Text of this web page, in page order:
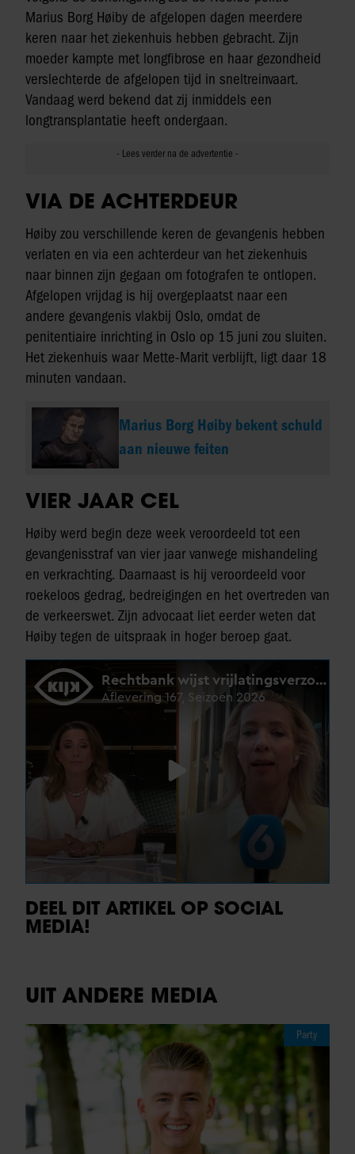
Marius Borg Høiby de afgelopen dagen meerdere
keren naar het ziekenhuis hebben gebracht. Zijn
moeder kampte met longfibrose en haar gezondheid
verslechterde de afgelopen tijd in sneltreinvaart.
Vandaag werd bekend dat zij inmiddels een
longtransplantatie heeft ondergaan.
VIA DE ACHTERDEUR
Høiby zou verschillende keren de gevangenis hebben
verlaten en via een achterdeur van het ziekenhuis
naar binnen zijn gegaan om fotografen te ontlopen.
Afgelopen vrijdag is hij overgeplaatst naar een
andere gevangenis vlakbij Oslo, omdat de
penitentiaire inrichting in Oslo op 15 juni zou sluiten.
Het ziekenhuis waar Mette-Marit verblijft, ligt daar 18
minuten vandaan.
Marius Borg Høiby bekent schuld
aan nieuwe feiten
VIER JAAR CEL
Høiby werd begin deze week veroordeeld tot een
gevangenisstraf van vier jaar vanwege mishandeling
en verkrachting. Daarnaast is hij veroordeeld voor
roekeloos gedrag, bedreigingen en het overtreden van
de verkeerswet. Zijn advocaat liet eerder weten dat
Høiby tegen de uitspraak in hoger beroep gaat.
DEEL DIT ARTIKEL OP SOCIAL
MEDIA!
UIT ANDERE MEDIA
Party